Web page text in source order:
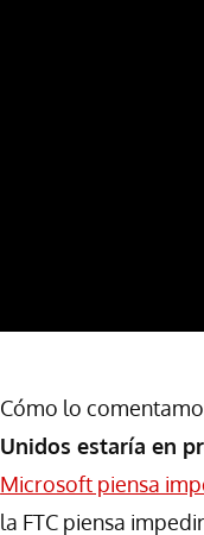
Cómo lo
Unidos estaría en
Microsoft piensa
la FTC piensa